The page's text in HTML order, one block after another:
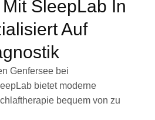
SleepLab In
Auf